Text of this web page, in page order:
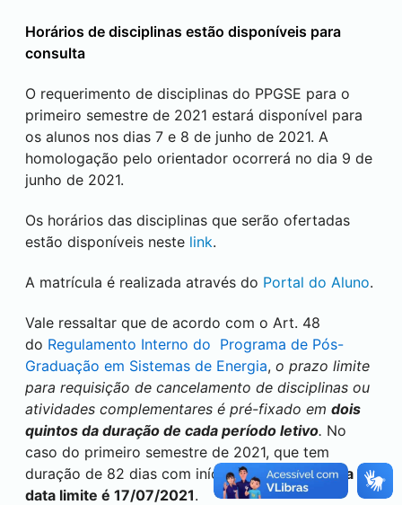
Horários de disciplinas estão disponíveis para
consulta
O requerimento de disciplinas do PPGSE para o
primeiro semestre de 2021 estará disponível para
os alunos nos dias 7 e 8 de junho de 2021. A
homologação pelo orientador ocorrerá no dia 9 de
junho de 2021.
Os horários das disciplinas que serão ofertadas
estão disponíveis neste link.
A matrícula é realizada através do Portal do Aluno.
Vale ressaltar que de acordo com o Art. 48
do Regulamento Interno do Programa de Pós-
Graduação em Sistemas de Energia, o prazo limite
para requisição de cancelamento de disciplinas ou
atividades complementares é pré-fixado em dois
quintos da duração de cada período letivo. No
caso do primeiro semestre de 2021, que tem
duração de 82 dias com início em 15/06/2021, a
data limite é 17/07/2021.